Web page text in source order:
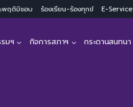
พฤติมิชอบ ร้องเรียน-ร้องทุกข์ E-Service
มฯ กิจการสภาฯ กระดานสนทนา